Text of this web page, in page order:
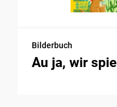
Bilderbuch
Au ja, wir